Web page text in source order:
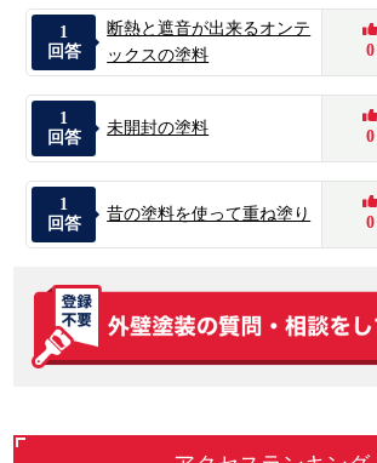
1
回答
断熱と遮音が出来るオンテ
ックスの塗料
0
1
回答
未開封の塗料 0
1
回答
昔の塗料を使って重ね塗り 0